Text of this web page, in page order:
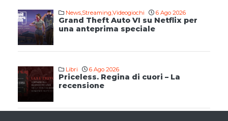
News Streaming Videogiochi 6 Ago 2026
Grand Theft Auto VI su Netflix per
una anteprima speciale
Libri 6 Ago 2026
Priceless. Regina di cuori – La
recensione